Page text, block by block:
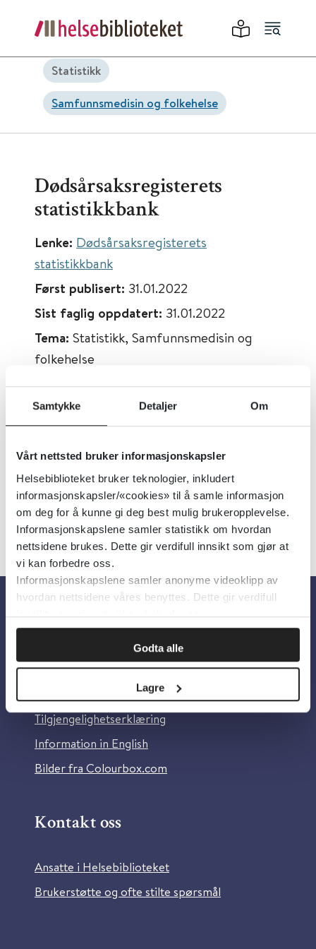
Samtykke Detaljer Om
Vårt nettsted bruker informasjonskapsler
Helsebiblioteket bruker teknologier, inkludert
informasjonskapsler/«cookies» til å samle informasjon
om deg for å kunne gi deg best mulig brukeropplevelse.
Informasjonskapslene samler statistikk om hvordan
nettsidene brukes. Dette gir verdifull innsikt som gjør at
vi kan forbedre oss.
Informasjonskapslene samler anonyme videoklipp av
hvordan nettsidene våres benyttes. Dette gir verdifull
innsikt som gjør at vi kan forbedre oss.
Godta alle
Lagre
Statistikk
Samfunnsmedisin og folkehelse
Dødsårsaksregisterets
statistikkbank
Lenke: Dødsårsaksregisterets
statistikkbank
Først publisert: 31.01.2022
Sist faglig oppdatert: 31.01.2022
Tema: Statistikk, Samfunnsmedisin og
folkehelse
Emner:Helsestatistikk
Dokumenttype: Rapporter
Utgiver:Folkehelseinstituttet (FHI)
Språk:Norsk
Om oss
Om Helsebiblioteket
Personvern og informasjonskapsler
Tilgjengelighetserklæring
Information in English
Bilder fra Colourbox.com
Kontakt oss
Ansatte i Helsebiblioteket
Brukerstøtte og ofte stilte spørsmål